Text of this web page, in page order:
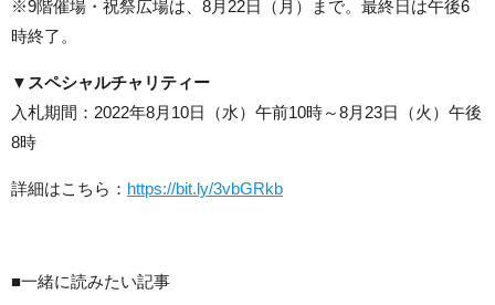
※9階催場・祝祭広場は、8月22日（月）まで。最終日は午後6
時終了。
▼スペシャルチャリティー
入札期間：2022年8月10日（水）午前10時～8月23日（火）午後
8時
詳細はこちら： https://bit.ly/3vbGRkb
■一緒に読みたい記事